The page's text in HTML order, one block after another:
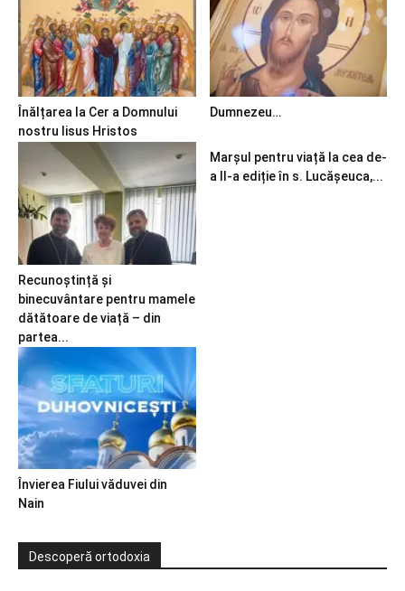
Înălțarea la Cer a Domnului
nostru Iisus Hristos
Dumnezeu…
Recunoștință și
binecuvântare pentru mamele
dătătoare de viață – din
partea...
Marșul pentru viață la cea de-
a II-a ediție în s. Lucășeuca,...
Învierea Fiului văduvei din
Nain
Descoperă ortodoxia